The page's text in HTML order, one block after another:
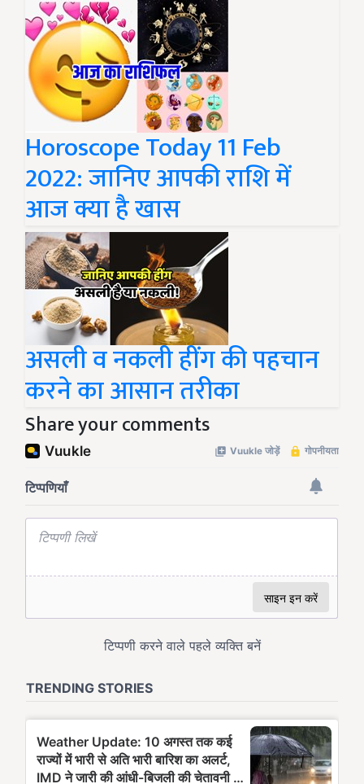
Horoscope Today 11 Feb
2022: जानिए आपकी राशि में
आज क्या है खास
असली व नकली हींग की पहचान
करने का आसान तरीका
Share your comments